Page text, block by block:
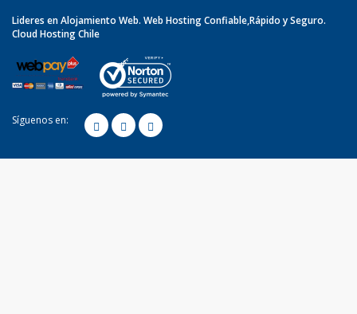
Lideres en Alojamiento Web. Web Hosting Confiable,Rápido y Seguro.
Cloud Hosting Chile
Síguenos en: